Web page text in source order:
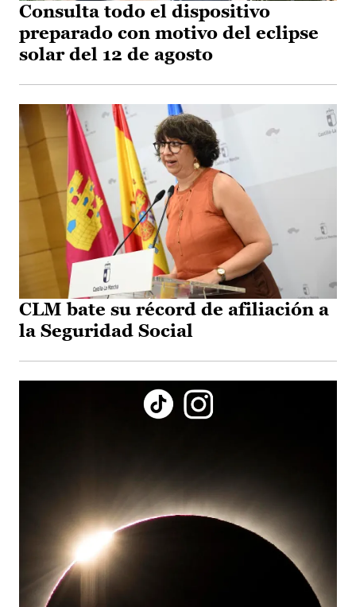
Consulta todo el dispositivo
preparado con motivo del eclipse
solar del 12 de agosto
CLM bate su récord de afiliación a
la Seguridad Social